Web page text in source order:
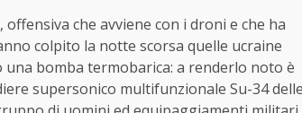
che avviene con i droni e che ha
colpito la notte scorsa quelle ucraine
bomba termobarica: a renderlo noto è
supersonico multifunzionale Su-34